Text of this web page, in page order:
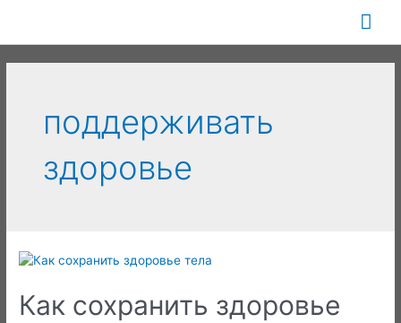
содержимому
поддерживать
здоровье
Как сохранить здоровье